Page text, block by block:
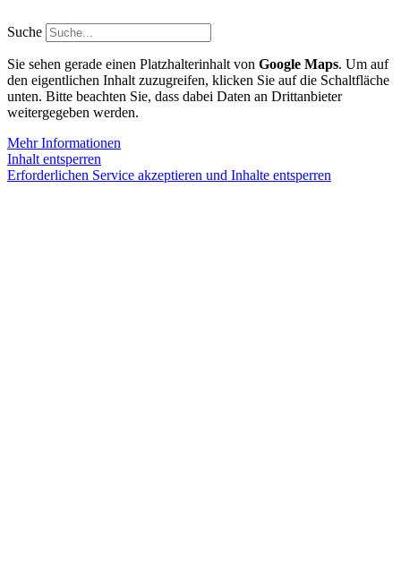
Inhalt
springen
Suche
Sie sehen gerade einen Platzhalterinhalt von Google Maps. Um auf
den eigentlichen Inhalt zuzugreifen, klicken Sie auf die Schaltfläche
unten. Bitte beachten Sie, dass dabei Daten an Drittanbieter
weitergegeben werden.
Mehr Informationen
Inhalt entsperren
Erforderlichen Service akzeptieren und Inhalte entsperren